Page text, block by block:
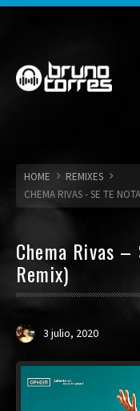
HOME
REMIXES
CHEMA RIVAS - SE TE
Chema Rivas
Remix)
3 julio, 2020